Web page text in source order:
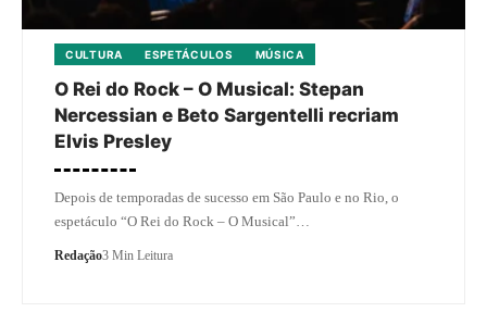
CULTURA ESPETÁCULOS MÚSICA
O Rei do Rock – O Musical: Stepan
Nercessian e Beto Sargentelli recriam
Elvis Presley
Depois de temporadas de sucesso em São Paulo e no Rio, o
espetáculo “O Rei do Rock – O Musical”…
Redação3 Min Leitura